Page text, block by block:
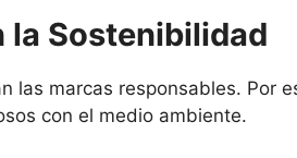
la Sostenibilidad
las marcas responsables.
con el medio ambiente.